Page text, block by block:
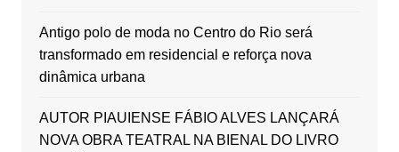
Antigo polo de moda no Centro do Rio será
transformado em residencial e reforça nova
dinâmica urbana
AUTOR PIAUIENSE FÁBIO ALVES LANÇARÁ
NOVA OBRA TEATRAL NA BIENAL DO LIVRO